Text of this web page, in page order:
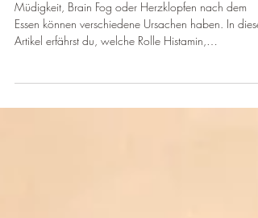
n dahinterstecken
Artikel erfährst du, welche Rolle Histamin,
Nahrungsmittelunverträglichkeiten und das